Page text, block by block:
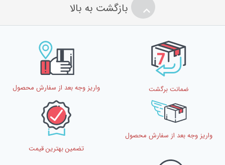
بازگشت به بالا
ضمانت برگشت واریز وجه بعد از سفارش محصول
واریز وجه بعد از سفارش محصول
تضمین بهترین قیمت